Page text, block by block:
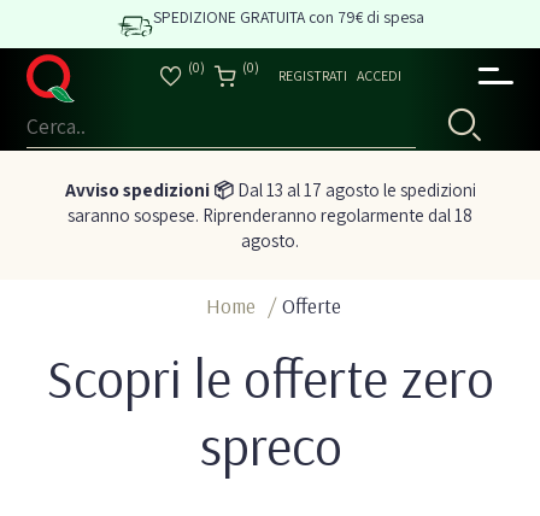
SPEDIZIONE GRATUITA con 79€ di spesa
(0) (0) REGISTRATI ACCEDI
Avviso spedizioni 📦Dal 13 al 17 agosto le spedizioni
saranno sospese. Riprenderanno regolarmente dal 18
agosto.
Home / Offerte
Scopri le offerte zero
spreco